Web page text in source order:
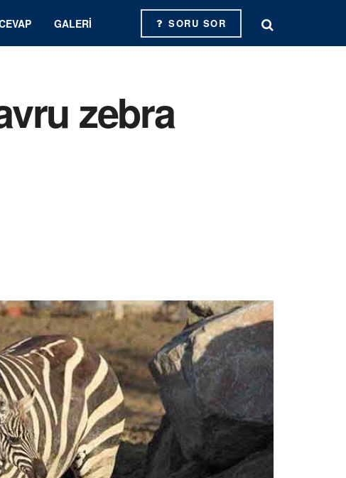
GALERI SORU SOR
zebra